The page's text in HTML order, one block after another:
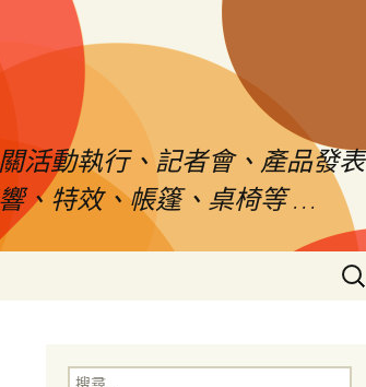
活動執行、記者會、產品發表
、特效、帳篷、桌椅等 …
搜
尋
字:
搜